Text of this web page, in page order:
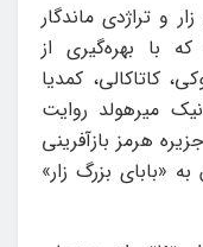
و تراژدی ماندگار
با بهره‌گیری از
کاتاکالی، کمدیا
میرهولد روایت
هرمز بازآفرینی
«بابای بزرگ زار»